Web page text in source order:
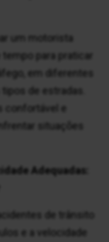
um motorista
para praticar
em diferentes
de estradas.
confortável e
situações
Adequadas:
de trânsito
e a velocidade